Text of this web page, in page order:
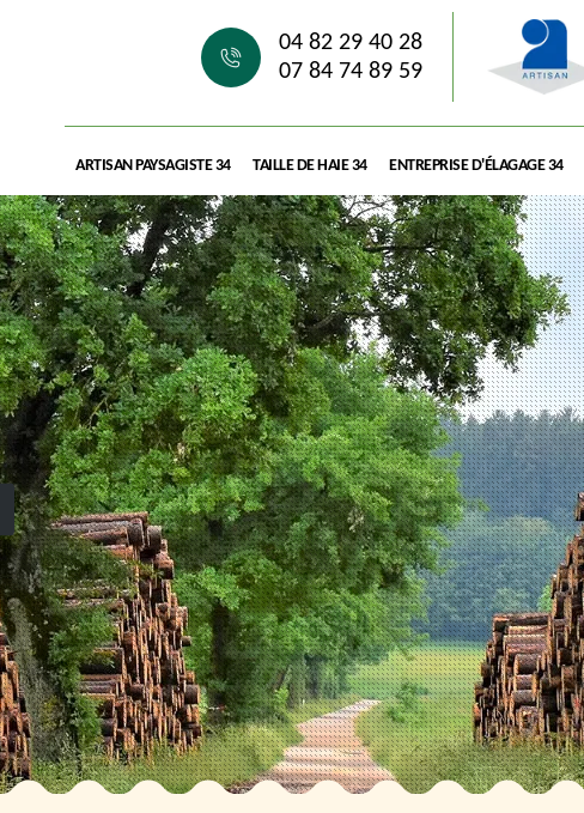
04 82 29 40 28
07 84 74 89 59
ARTISAN PAYSAGISTE 34 TAILLE DE HAIE 34 ENTREPRISE D'ÉLAGAGE 34